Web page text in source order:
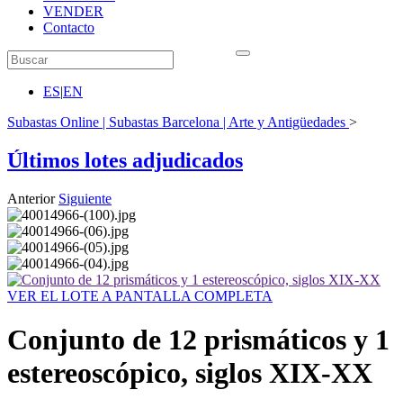
VENDER
Contacto
ES|EN
Subastas Online | Subastas Barcelona | Arte y Antigüedades >
Últimos lotes adjudicados
Anterior Siguiente
VER EL LOTE A PANTALLA COMPLETA
Conjunto de 12 prismáticos y 1
estereoscópico, siglos XIX-XX